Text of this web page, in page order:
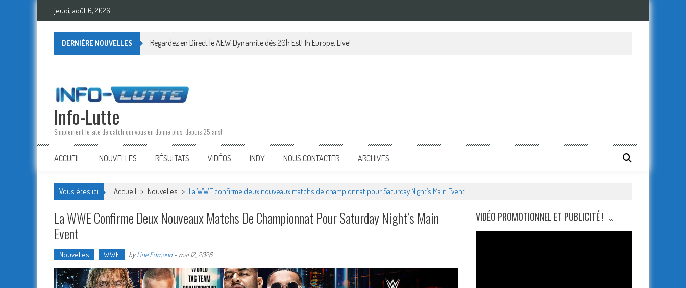
Skip
jeudi, août 6, 2026
DERNIÈRE NOUVELLES Regardez en Direct le AEW Dynamite dès 20h Est! 1h Europe, Live!
Info-Lutte
Simplement le site de catch qui vous en donne plus, depuis 25 ans!
ACCUEIL NOUVELLES RÉSULTATS VIDÉOS INDY NOUS CONTACTER ARCHIVES
Vous êtes ici Accueil > Nouvelles > La WWE confirme deux nouveaux matchs de championnat pour Saturday Night’s Main Event
La WWE Confirme Deux Nouveaux Matchs De Championnat Pour Saturday Night’s Main
Event
Nouvelles WWE byLine Edmond- mai 12, 2026
VIDÉO PROMOTIONNEL ET PUBLICITÉ !